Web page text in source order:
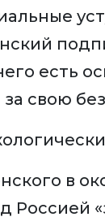
есть
за свою
в
Россией